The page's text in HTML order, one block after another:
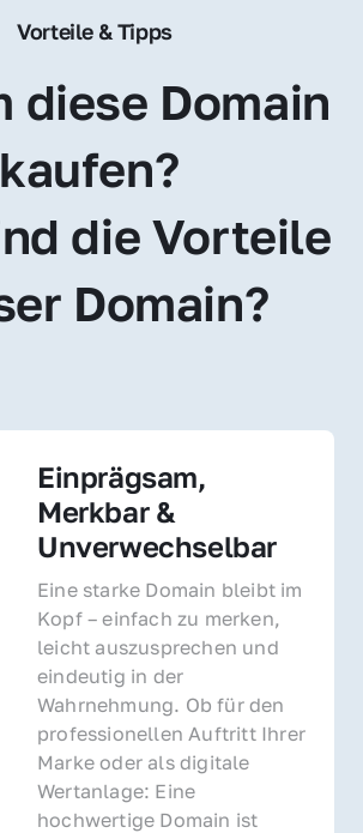
Vorteile & Tipps
diese Domain
kaufen?
die Vorteile
Domain?
Einprägsam,
Merkbar &
Unverwechselbar
Eine starke Domain bleibt im
Kopf – einfach zu merken,
leicht auszusprechen und
eindeutig in der
Wahrnehmung. Ob für den
professionellen Auftritt Ihrer
Marke oder als digitale
Wertanlage: Eine
hochwertige Domain ist